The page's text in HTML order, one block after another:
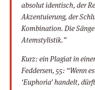
absolut identisch, der
Akzentuierung, der
Kombination. Die
Atemstylistik.”
Kurz: ein Plagiat in
Feddersen, 55: “Wenn
‘Euphoria’ handelt,